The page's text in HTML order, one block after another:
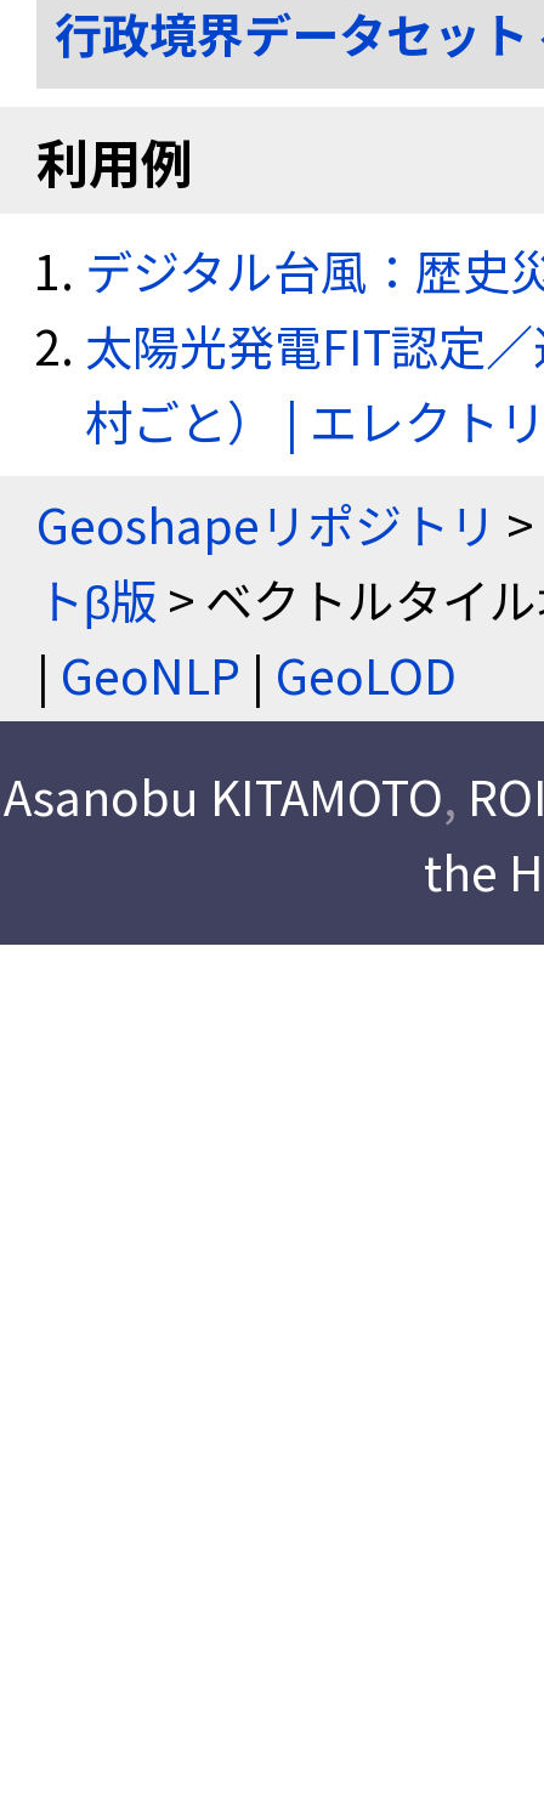
行政境界データセッ
利用例
デジタル台風：歴史
太陽光発電FIT認定
村ごと） | エレクト
Geoshapeリポジトリ >
トβ版 > ベクトルタイ
| GeoNLP | GeoLOD
Asanobu KITAMOTO,
the